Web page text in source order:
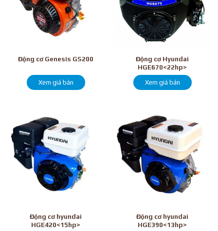
Động cơ Genesis GS200
Xem giá bán
Động cơ Hyundai
HGE670<22hp>
Xem giá bán
Động cơ hyundai
HGE420<15hp>
Động cơ hyundai
HGE390<13hp>